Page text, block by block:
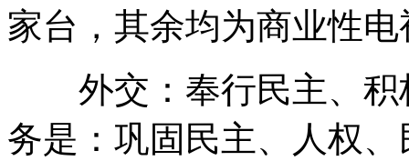
家台，其余均为商业性电
外交：奉行民主、积
务是：巩固民主、人权